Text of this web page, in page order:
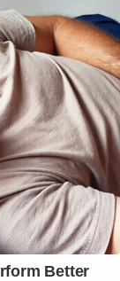
Better